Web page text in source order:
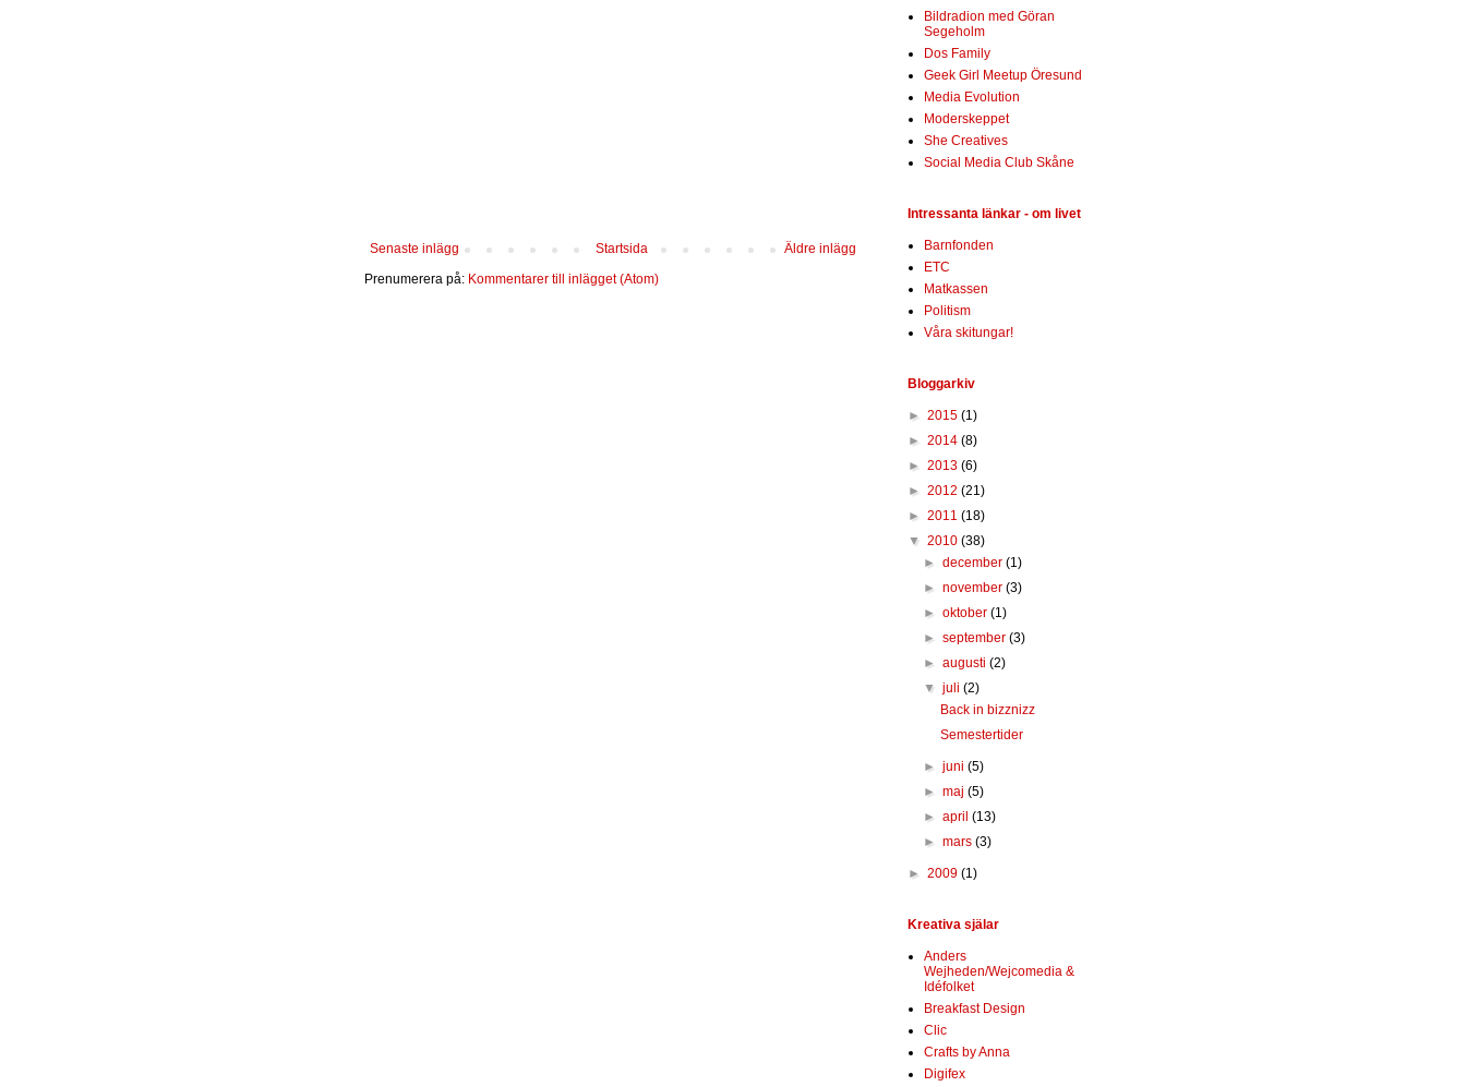
Senaste inlägg Äldre inlägg
Startsida
Prenumerera på: Kommentarer till inlägget (Atom)
Bildradion med Göran
Segeholm
Dos Family
Geek Girl Meetup Öresund
Media Evolution
Moderskeppet
She Creatives
Social Media Club Skåne
Intressanta länkar - om livet
Barnfonden
ETC
Matkassen
Politism
Våra skitungar!
Bloggarkiv
► 2015 (1)
► 2014 (8)
► 2013 (6)
► 2012 (21)
► 2011 (18)
▼ 2010 (38)
►december(1)
►november(3)
►oktober(1)
►september(3)
►augusti(2)
▼juli(2)
Back in bizznizz
Semestertider
►juni(5)
►maj(5)
►april(13)
►mars(3)
► 2009 (1)
Kreativa själar
Anders
Wejheden/Wejcomedia &
Idéfolket
Breakfast Design
Clic
Crafts by Anna
Digifex